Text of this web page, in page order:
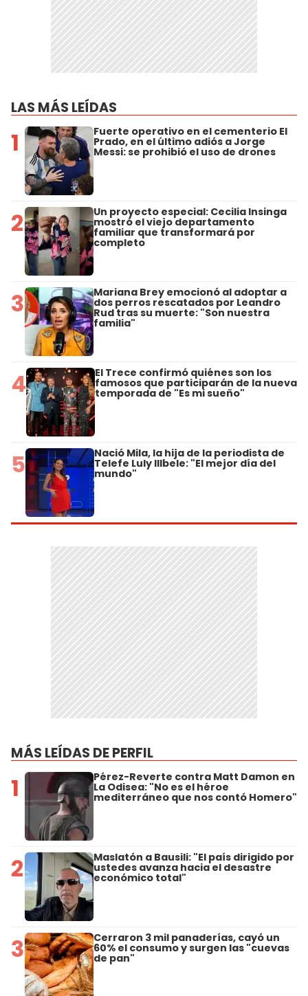
LAS MÁS LEÍDAS
1 Fuerte operativo en el cementerio El
Prado, en el último adiós a Jorge
Messi: se prohibió el uso de drones
2 Un proyecto especial: Cecilia Insinga
mostró el viejo departamento
familiar que transformará por
completo
3 Mariana Brey emocionó al adoptar a
dos perros rescatados por Leandro
Rud tras su muerte: "Son nuestra
familia"
4 El Trece confirmó quiénes son los
famosos que participarán de la nueva
temporada de "Es mi sueño"
5 Nació Mila, la hija de la periodista de
Telefe Luly Illbele: "El mejor día del
mundo"
MÁS LEÍDAS DE PERFIL
1 Pérez-Reverte contra Matt Damon en
La Odisea: "No es el héroe
mediterráneo que nos contó Homero"
2 Maslatón a Bausili: "El país dirigido por
ustedes avanza hacia el desastre
económico total"
3 Cerraron 3 mil panaderías, cayó un
60% el consumo y surgen las "cuevas
de pan"